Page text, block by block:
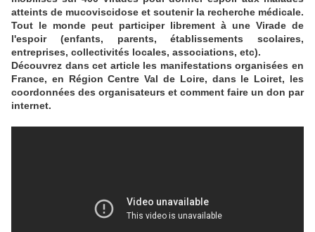
atteints de mucoviscidose et soutenir la recherche médicale.
Tout le monde peut participer librement à une Virade de
l'espoir (enfants, parents, établissements scolaires,
entreprises, collectivités locales, associations, etc).
Découvrez dans cet article les manifestations organisées en
France, en Région Centre Val de Loire, dans le Loiret, les
coordonnées des organisateurs et comment faire un don par
internet.